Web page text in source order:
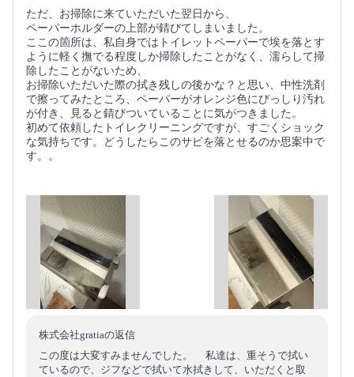
ただ、お掃除に来ていただいた翌日から、
ペーパーホルダーの上部が錆びてしまいました。
ここの箇所は、私自身ではトイレットペーパーで埃を落とす
ように軽く撫でる程度しか掃除したことがなく、濡らして掃
除したことがないため、
お掃除いただいた際の拭き残しの後かな？と思い、中性洗剤
で擦ってみたところ、ペーパーがオレンジ色にびっしり汚れ
が付き、見ると錆びついていることに気がつきました。
初めて依頼したトイレクリーニングですが、すごくショック
な気持ちです。どうしたらこのサビを落とせるのか思案中で
す。。
株式会社gratiaの返信
この度は大変すみませんでした。 私達は、重そうで拭い
ているので、ジフなどで拭いて水拭きして、いただくと取